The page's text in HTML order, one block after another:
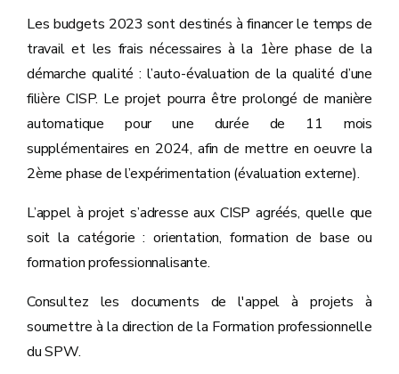
Les budgets 2023 sont destinés à financer le temps de
travail et les frais nécessaires à la 1ère phase de la
démarche qualité : l’auto-évaluation de la qualité d’une
filière CISP. Le projet pourra être prolongé de manière
automatique pour une durée de 11 mois
supplémentaires en 2024, afin de mettre en oeuvre la
2ème phase de l’expérimentation (évaluation externe).
L’appel à projet s’adresse aux CISP agréés, quelle que
soit la catégorie : orientation, formation de base ou
formation professionnalisante.
Consultez les documents de l'appel à projets à
soumettre à la direction de la Formation professionnelle
du SPW.